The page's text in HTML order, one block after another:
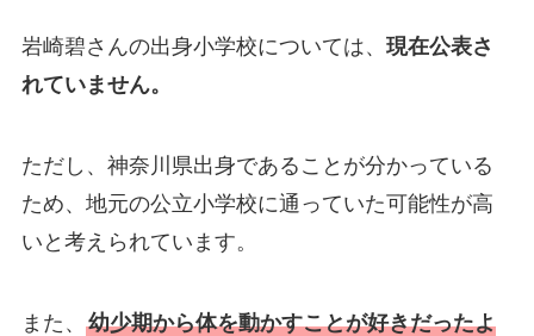
岩崎碧さんの出身小学校については、 現在公表さ
れていません。
ただし、神奈川県出身であることが分かっている
ため、地元の公立小学校に通っていた可能性が高
いと考えられています。
また、 幼少期から体を動かすことが好きだったよ